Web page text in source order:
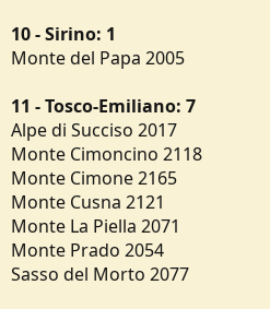
10 - Sirino: 1
Monte del Papa 2005
11 - Tosco-Emiliano: 7
Alpe di Succiso 2017
Monte Cimoncino 2118
Monte Cimone 2165
Monte Cusna 2121
Monte La Piella 2071
Monte Prado 2054
Sasso del Morto 2077